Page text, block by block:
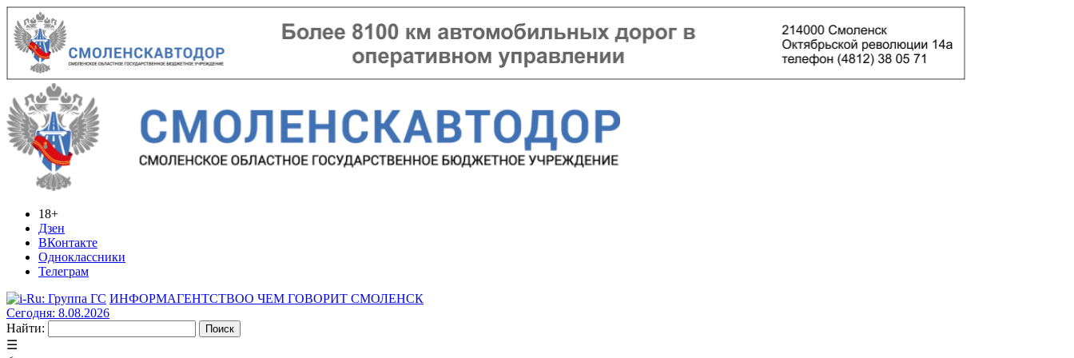
18+
Дзен
ВКонтакте
Одноклассники
Телеграм
ИНФОРМАГЕНТСТВОО ЧЕМ ГОВОРИТ СМОЛЕНСК
Сегодня: 8.08.2026
Найти:
☰